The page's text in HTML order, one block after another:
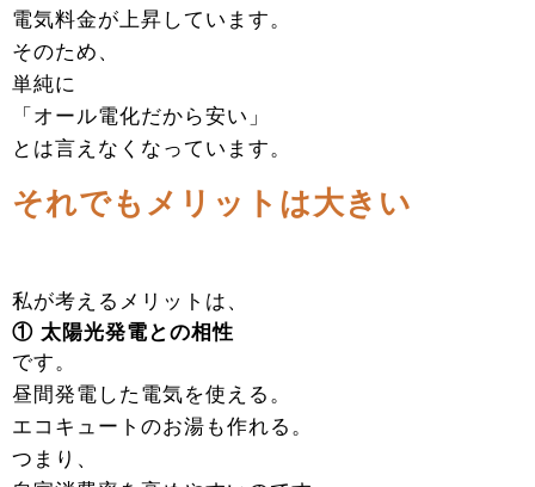
電気料金が上昇しています。
そのため、
単純に
「オール電化だから安い」
とは言えなくなっています。
それでもメリットは大きい
私が考えるメリットは、
① 太陽光発電との相性
です。
昼間発電した電気を使える。
エコキュートのお湯も作れる。
つまり、